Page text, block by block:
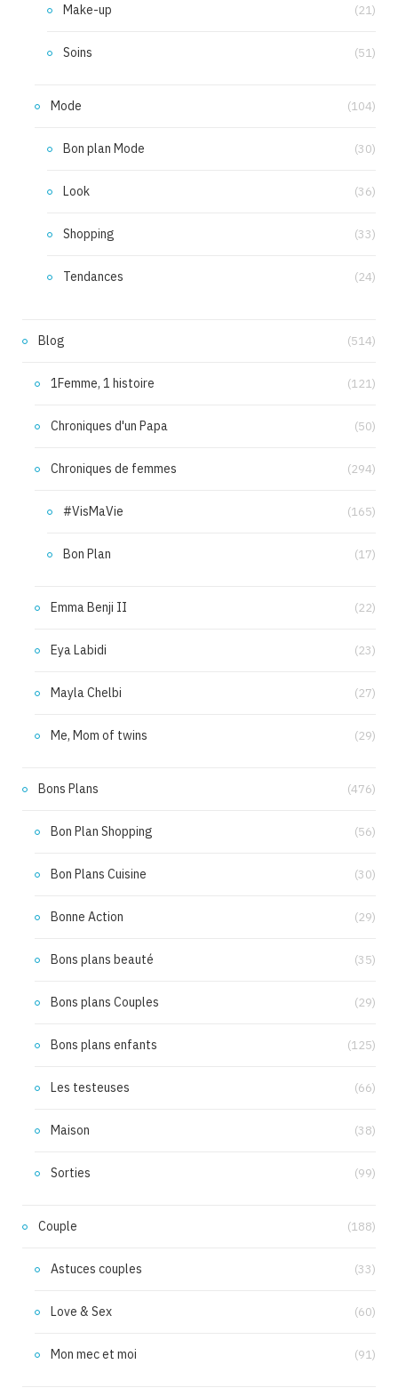
Make-up (21)
Soins (51)
Mode (104)
Bon plan Mode (30)
Look (36)
Shopping (33)
Tendances (24)
Blog (514)
1Femme, 1 histoire (121)
Chroniques d'un Papa (50)
Chroniques de femmes (294)
#VisMaVie (165)
Bon Plan (17)
Emma Benji II (22)
Eya Labidi (23)
Mayla Chelbi (27)
Me, Mom of twins (29)
Bons Plans (476)
Bon Plan Shopping (56)
Bon Plans Cuisine (30)
Bonne Action (29)
Bons plans beauté (35)
Bons plans Couples (29)
Bons plans enfants (125)
Les testeuses (66)
Maison (38)
Sorties (99)
Couple (188)
Astuces couples (33)
Love & Sex (60)
Mon mec et moi (91)